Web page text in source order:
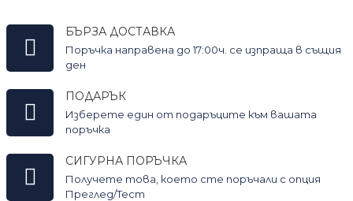
БЪРЗА ДОСТАВКА
Поръчка направена до 17:00ч. се изпраща в същия
ден
ПОДАРЪК
Изберете един от подаръците към вашата
поръчка
СИГУРНА ПОРЪЧКА
Получете това, което сте поръчали с опция
Преглед/Тест